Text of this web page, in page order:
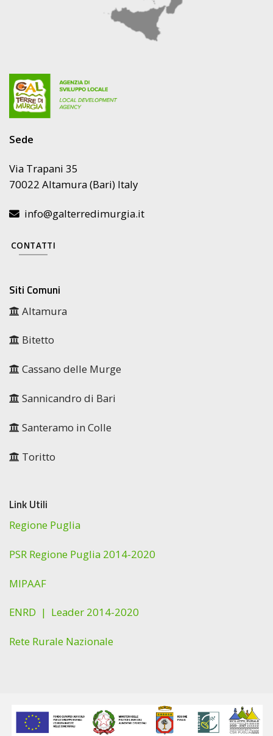
MURGIA
Sede
Via Trapani 35
70022 Altamura (Bari) Italy
info@galterredimurgia.it
CONTATTI
Siti Comuni
Altamura
Bitetto
Cassano delle Murge
Sannicandro di Bari
Santeramo in Colle
Toritto
Link Utili
Regione Puglia
PSR Regione Puglia 2014-2020
MIPAAF
ENRD | Leader 2014-2020
Rete Rurale Nazionale